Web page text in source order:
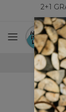
2+1